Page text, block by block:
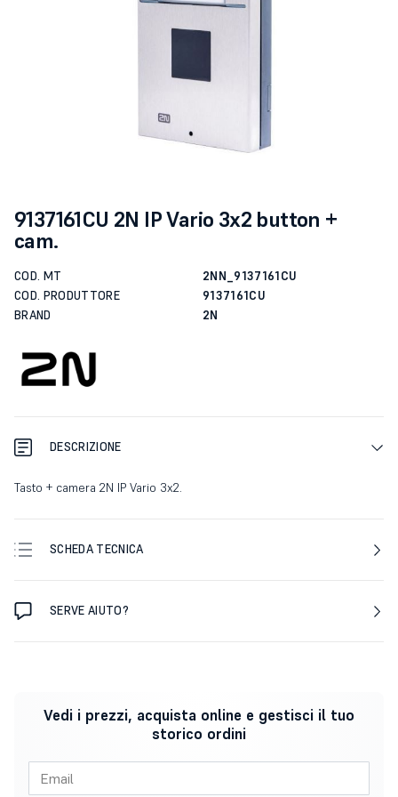
9137161CU 2N IP Vario 3x2 button +
cam.
COD. MT
2NN_9137161CU
COD. PRODUTTORE
9137161CU
BRAND
2N
DESCRIZIONE
Tasto + camera 2N IP Vario 3x2.
SCHEDA TECNICA
SERVE AIUTO?
Vedi i prezzi, acquista online e gestisci il tuo
storico ordini